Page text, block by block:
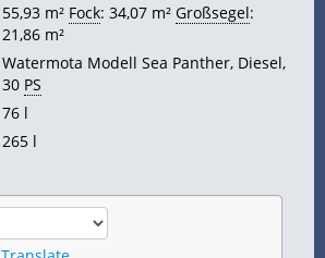
55,93 m² Fock: 34,07 m² Großsegel:
21,86 m²
Watermota Modell Sea Panther, Diesel,
30 PS
76 l
265 l